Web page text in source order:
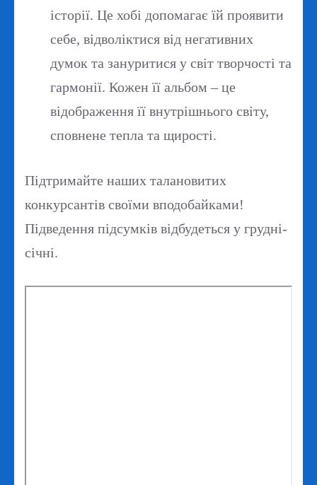
історії. Це хобі допомагає їй проявити
себе, відволіктися від негативних
думок та зануритися у світ творчості та
гармонії. Кожен її альбом – це
відображення її внутрішнього світу,
сповнене тепла та щирості.
Підтримайте наших талановитих
конкурсантів своїми вподобайками!
Підведення підсумків відбудеться у грудні-
січні.